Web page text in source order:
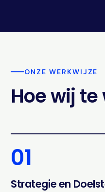
ONZE WERKWIJZE
Hoe wij
01
Strategie en